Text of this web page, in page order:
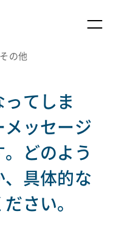
の他
てしま
ッセージ
どのよう
具体的な
さい。